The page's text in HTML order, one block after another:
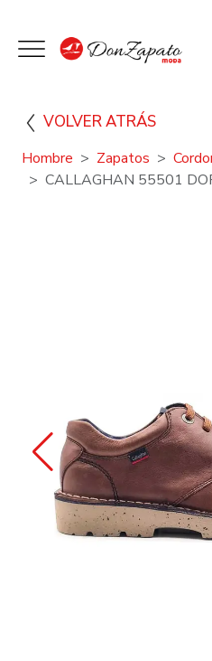
VOLVER ATRÁS
Hombre Zapatos
CALLAGHAN 55501